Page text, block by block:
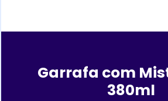
Garrafa com
380ml